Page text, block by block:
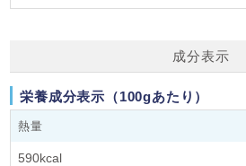
成分表示
栄養成分表示（100gあたり）
熱量
590kcal